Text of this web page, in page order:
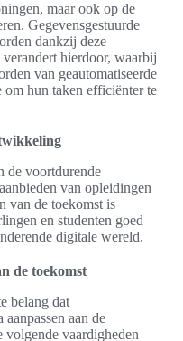
maar ook op de
Gegevensgestuurde
dankzij deze
hierdoor, waarbij
van geautomatiseerde
om hun taken efficiënter te
de voortdurende
van opleidingen
van de toekomst is
en studenten goed
digitale wereld.
de toekomst
belang dat
aan de
volgende vaardigheden